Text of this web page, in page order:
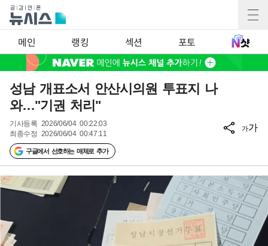
메인 랭킹 섹션 포토
성남 개표소서 안산시의원 투표지 나
와…"기권 처리"
기사등록 2026/06/04 00:22:03
최종수정 2026/06/04 00:47:11
구글에서 선호하는 매체로 추가
가가